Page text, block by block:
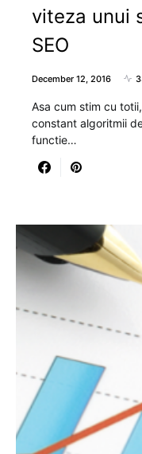
viteza unui
SEO
December 12, 2016
Asa cum stim cu
constant algoritmii
functie…